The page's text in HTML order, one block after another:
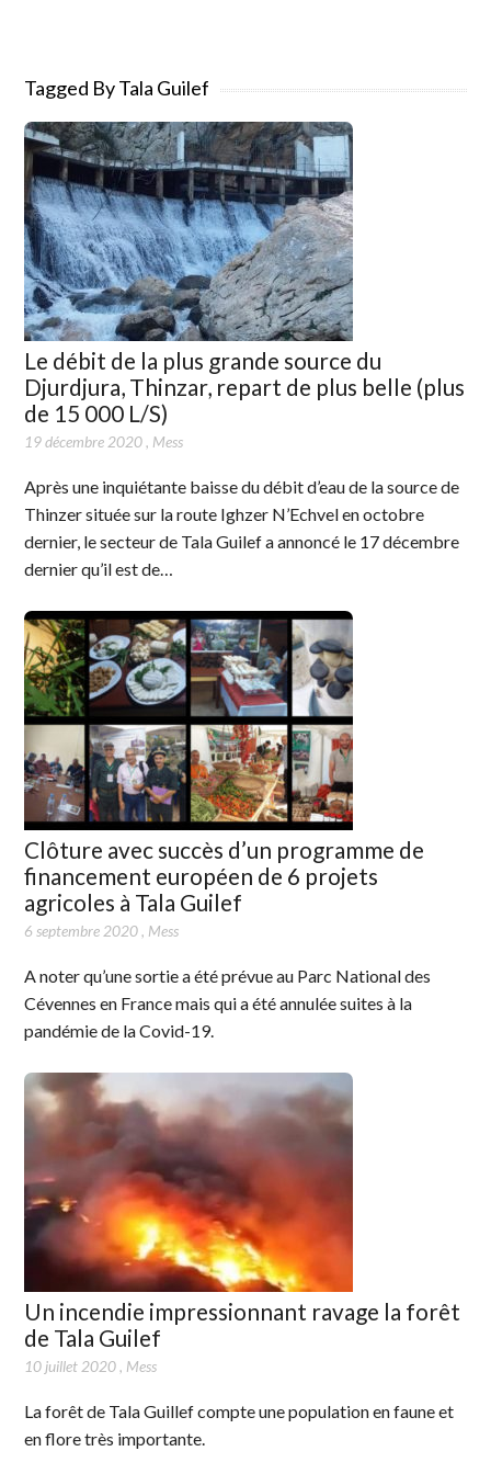
Tagged By Tala Guilef
Le débit de la plus grande source du
Djurdjura, Thinzar, repart de plus belle (plus
de 15 000 L/S)
19 décembre 2020, Mess
Après une inquiétante baisse du débit d’eau de la source de
Thinzer située sur la route Ighzer N’Echvel en octobre
dernier, le secteur de Tala Guilef a annoncé le 17 décembre
dernier qu’il est de…
Clôture avec succès d’un programme de
financement européen de 6 projets
agricoles à Tala Guilef
6 septembre 2020, Mess
A noter qu’une sortie a été prévue au Parc National des
Cévennes en France mais qui a été annulée suites à la
pandémie de la Covid-19.
Un incendie impressionnant ravage la forêt
de Tala Guilef
10 juillet 2020, Mess
La forêt de Tala Guillef compte une population en faune et
en flore très importante.